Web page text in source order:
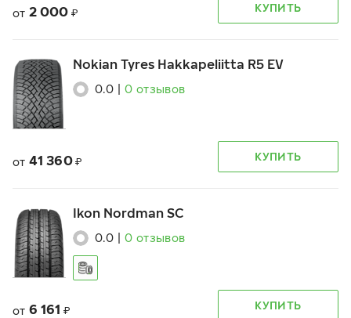
от 2 000 ₽ КУПИТЬ
Nokian Tyres Hakkapeliitta R5 EV
0.0 0 отзывов
от 41 360 ₽ КУПИТЬ
Ikon Nordman SC
0.0 0 отзывов
от 6 161 ₽ КУПИТЬ